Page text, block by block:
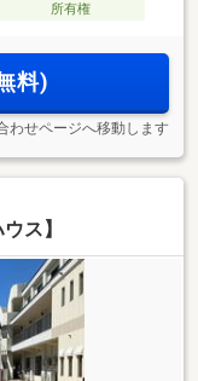
所有権
料)
わせページへ移動します
ス】